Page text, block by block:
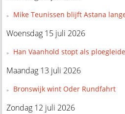
Mike Teunissen blijft Astana
Woensdag 15 juli 2026
Han Vaanhold stopt als
Maandag 13 juli 2026
Bronswijk wint Oder Rundfahrt
Zondag 12 juli 2026